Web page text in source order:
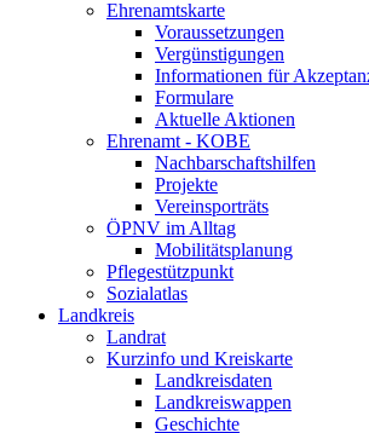
Ehrenamtskarte
Voraussetzungen
Vergünstigungen
Informationen für
Formulare
Aktuelle Aktionen
Ehrenamt - KOBE
Nachbarschaftshilfen
Projekte
Vereinsporträts
ÖPNV im Alltag
Mobilitätsplanung
Pflegestützpunkt
Sozialatlas
Landkreis
Landrat
Kurzinfo und Kreiskarte
Landkreisdaten
Landkreiswappen
Geschichte